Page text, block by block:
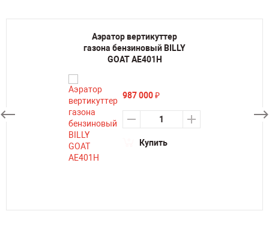
Аэратор вертикуттер
газона бензиновый BILLY
GOAT AE401H
987 000₽
Купить